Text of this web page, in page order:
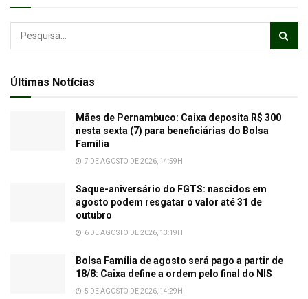
Últimas Notícias
Mães de Pernambuco: Caixa deposita R$ 300
nesta sexta (7) para beneficiárias do Bolsa
Família
7 DE AGOSTO DE 2026, 14:59H
Saque-aniversário do FGTS: nascidos em
agosto podem resgatar o valor até 31 de
outubro
6 DE AGOSTO DE 2026, 13:19H
Bolsa Família de agosto será pago a partir de
18/8: Caixa define a ordem pelo final do NIS
5 DE AGOSTO DE 2026, 14:29H